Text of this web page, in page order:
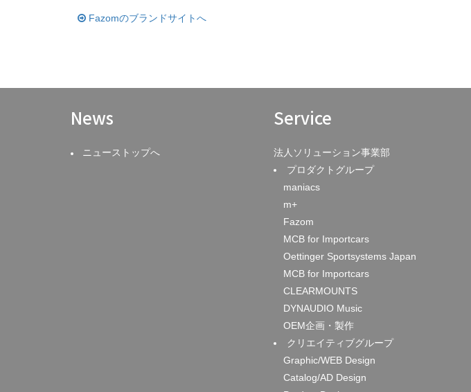
Fazomのブランドサイトへ
News
ニューストップへ
Service
法人ソリューション事業部
プロダクトグループ
maniacs
m+
Fazom
MCB for Importcars
Oettinger Sportsystems Japan
MCB for Importcars
CLEARMOUNTS
DYNAUDIO Music
OEM企画・製作
クリエイティブグループ
Graphic/WEB Design
Catalog/AD Design